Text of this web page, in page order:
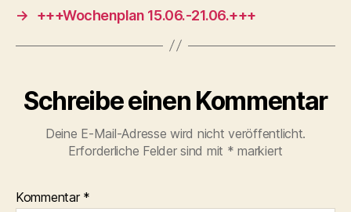
→
+++Wochenplan 15.06.-21.06.+++
Schreibe einen Kommentar
Deine E-Mail-Adresse wird nicht veröffentlicht.
Erforderliche Felder sind mit * markiert
Kommentar *